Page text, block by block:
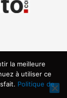
la meilleure
à utiliser ce
Politique de